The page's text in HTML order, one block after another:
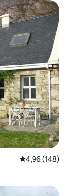
საშუალო
4,96 (148)